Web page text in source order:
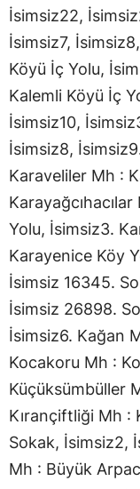
İsimsiz22,
İsimsiz7,
Köyü İç Yolu,
Kalemli Köyü İç
İsimsiz10,
İsimsiz8, İsimsiz9.
Karaveliler Mh :
Yolu, İsimsiz3.
Karayenice Köy
İsimsiz 16345.
İsimsiz 26898.
İsimsiz6. Kağan
Kocakoru Mh :
Küçüksümbüller
Kırançiftliği Mh :
Sokak, İsimsiz2,
Mh : Büyük